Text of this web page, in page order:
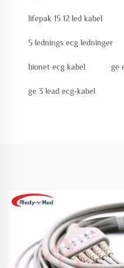
lifepak 15 12 led kabel
5 lednings ecg ledninger
bionet ecg kabel ge
ge 3 lead ecg-kabel